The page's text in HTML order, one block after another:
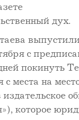
дух.
с
покинуть
с места на
которое